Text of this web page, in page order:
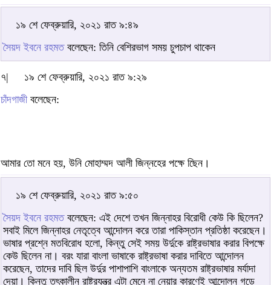
১৯ শে ফেব্রুয়ারি, ২০২১ রাত ৯:৪৯
সৈয়দ ইবনে রহমতবলেছেন: তিনি বেশিরভাগ সময় চুপচাপ থাকেন
৭|
১৯ শে ফেব্রুয়ারি, ২০২১ রাত ৯:২৯
চাঁদগাজীবলেছেন:
আমার তো মনে হয়, উনি মোহাম্মদ আলী জিন্নহের পক্ষে ছিেন।
১৯ শে ফেব্রুয়ারি, ২০২১ রাত ৯:৫০
সৈয়দ ইবনে রহমতবলেছেন: এই দেশে তখন জিন্নাহর বিরোধী কেউ কি ছিলেন?
সবাই মিলে জিন্নাহর নেতৃত্বে আন্দোলন করে তারা পাকিস্তান প্রতিষ্ঠা করেছেন।
ভাষার প্রশ্নে মতবিরোধ হলো, কিন্তু সেই সময় উর্দুকে রাষ্ট্রভাষার করার বিপক্ষে
কেউ ছিলেন না। বরং যারা বাংলা ভাষাকে রাষ্ট্রভাষা করার দাবিতে আন্দোলন
করেছেন, তাদের দাবি ছিল উর্দুর পাশাপাশি বাংলাকে অন্যতম রাষ্ট্রভাষার মর্যাদা
দেয়া। কিন্তু তৎকালীন রাষ্ট্রযন্ত্র এটা মেনে না নেয়ার কারণেই আন্দোলন গড়ে